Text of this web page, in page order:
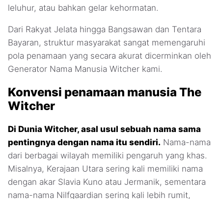
leluhur, atau bahkan gelar kehormatan.
Dari Rakyat Jelata hingga Bangsawan dan Tentara
Bayaran, struktur masyarakat sangat memengaruhi
pola penamaan yang secara akurat dicerminkan oleh
Generator Nama Manusia Witcher kami.
Konvensi penamaan manusia The
Witcher
Di Dunia Witcher, asal usul sebuah nama sama
pentingnya dengan nama itu sendiri. Nama-nama
dari berbagai wilayah memiliki pengaruh yang khas.
Misalnya, Kerajaan Utara sering kali memiliki nama
dengan akar Slavia Kuno atau Jermanik, sementara
nama-nama Nilfgaardian sering kali lebih rumit,